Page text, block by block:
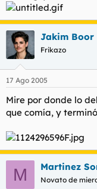
Jakim Boor
Frikazo
17 Ago 2005
Mire por donde lo
que comía, y
M Martinez
Novato de